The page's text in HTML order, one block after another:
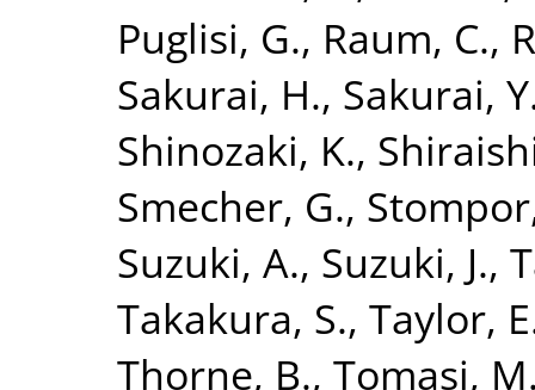
Puglisi, G., Raum, C.,
Sakurai, H., Sakurai,
Shinozaki, K.,
Smecher, G.,
Suzuki, A., Suzuki, J.,
Takakura, S., Taylor,
Thorne, B., Tomasi,